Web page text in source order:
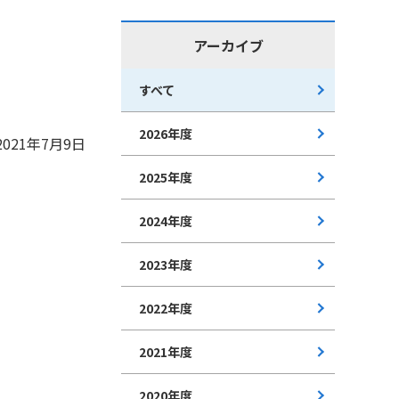
年7月9日
アーカイブ
すべて
2026年度
2025年度
2024年度
2023年度
2022年度
2021年度